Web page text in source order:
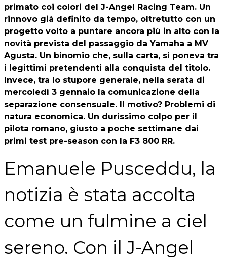
primato coi colori del J-Angel Racing Team. Un
rinnovo già definito da tempo, oltretutto con un
progetto volto a puntare ancora più in alto con la
novità prevista del passaggio da Yamaha a MV
Agusta. Un binomio che, sulla carta, si poneva tra
i legittimi pretendenti alla conquista del titolo.
Invece, tra lo stupore generale, nella serata di
mercoledì 3 gennaio la comunicazione della
separazione consensuale. Il motivo? Problemi di
natura economica. Un durissimo colpo per il
pilota romano, giusto a poche settimane dai
primi test pre-season con la F3 800 RR.
Emanuele Pusceddu, la
notizia è stata accolta
come un fulmine a ciel
sereno. Con il J-Angel